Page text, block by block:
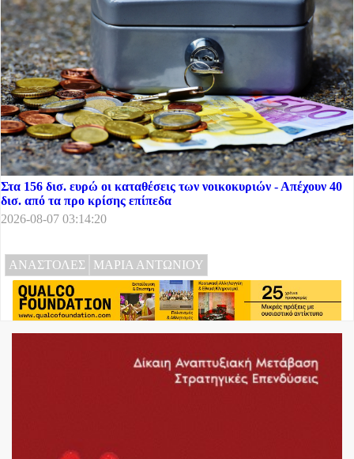
Στα 156 δισ. ευρώ οι καταθέσεις των νοικοκυριών - Απέχουν 40
δισ. από τα προ κρίσης επίπεδα
2026-08-07 03:14:20
ΑΝΑΣΤΟΛΕΣ ΜΑΡΙΑ ΑΝΤΩΝΙΟΥ